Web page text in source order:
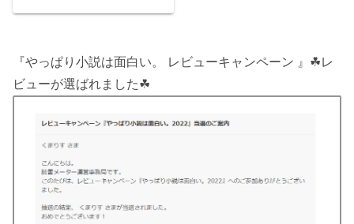
『やっぱり小説は面白い。 レビューキャンペーン 』☘レ
ビューが選ばれました☘